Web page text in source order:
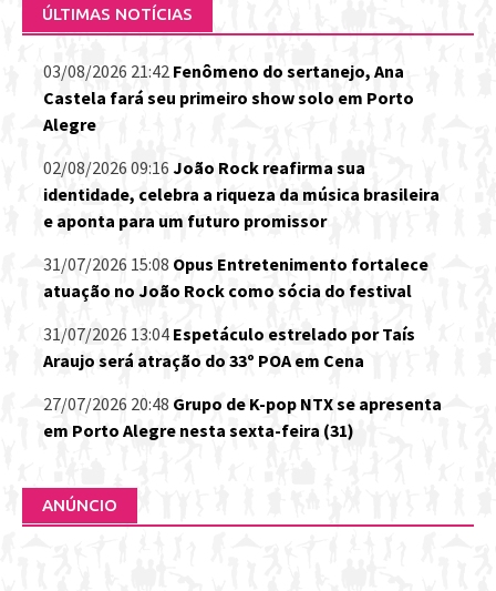
ÚLTIMAS NOTÍCIAS
03/08/2026 21:42 Fenômeno do sertanejo, Ana
Castela fará seu primeiro show solo em Porto
Alegre
02/08/2026 09:16 João Rock reafirma sua
identidade, celebra a riqueza da música brasileira
e aponta para um futuro promissor
31/07/2026 15:08 Opus Entretenimento fortalece
atuação no João Rock como sócia do festival
31/07/2026 13:04 Espetáculo estrelado por Taís
Araujo será atração do 33º POA em Cena
27/07/2026 20:48 Grupo de K-pop NTX se apresenta
em Porto Alegre nesta sexta-feira (31)
ANÚNCIO